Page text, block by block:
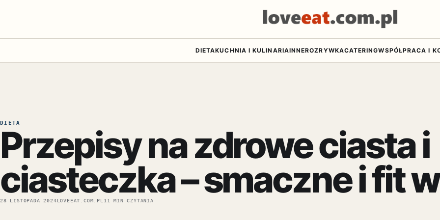
DIETAKUCHNIA I KULINARIAINNEROZRYWKACATERINGWSPÓŁPRACA I
DIETA
Przepisy na zdrowe ciasta i
ciasteczka – smaczne i fit
28 LISTOPADA 2024LOVEEAT.COM.PL 11 MIN CZYTANIA